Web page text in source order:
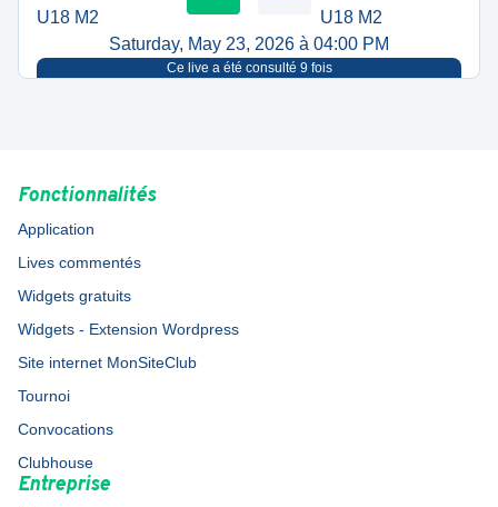
U18 M2
U18 M2
Saturday, May 23, 2026 à 04:00 PM
Ce live a été consulté 9 fois
Fonctionnalités
Application
Lives commentés
Widgets gratuits
Widgets - Extension Wordpress
Site internet MonSiteClub
Tournoi
Convocations
Clubhouse
Entreprise